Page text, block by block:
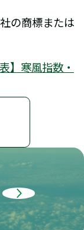
の商標または
】寒風指数・